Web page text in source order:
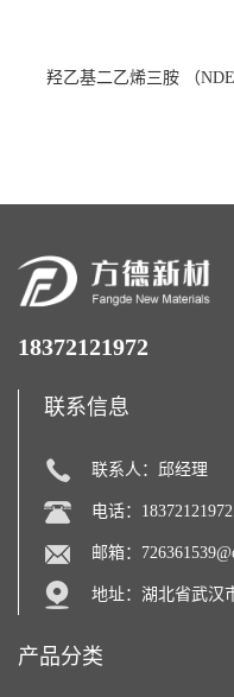
羟乙基二乙烯三胺 （
18372121972
联系信息
联系人：邱经理
电话：18372121972
邮箱：
地址：湖北省武汉
产品分类